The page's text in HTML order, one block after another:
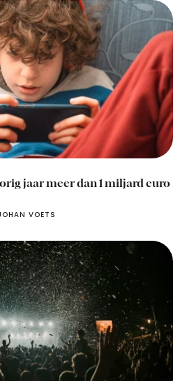
jaar meer dan 1 miljard euro
VOETS